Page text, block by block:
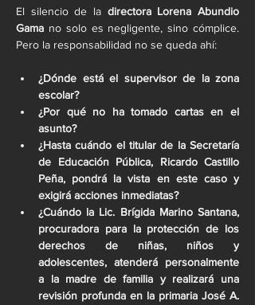
El silencio de la directora Lorena Abundio
Gama no solo es negligente, sino cómplice.
Pero la responsabilidad no se queda ahí:
¿Dónde está el supervisor de la zona
escolar?
¿Por qué no ha tomado cartas en el
asunto?
¿Hasta cuándo el titular de la Secretaría
de Educación Pública, Ricardo Castillo
Peña, pondrá la vista en este caso y
exigirá acciones inmediatas?
¿Cuándo la Lic. Brígida Marino Santana,
procuradora para la protección de los
derechos de niñas, niños y
adolescentes, atenderá personalmente
a la madre de familia y realizará una
revisión profunda en la primaria José A.